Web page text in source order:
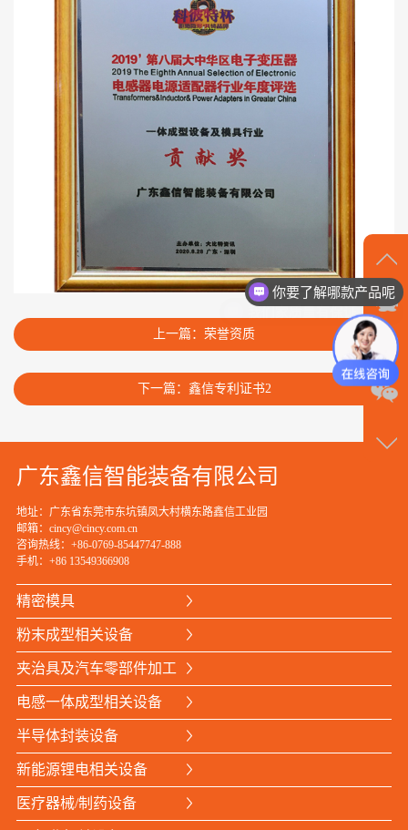
上一篇：荣誉资质
下一篇：鑫信专利证书2
广东鑫信智能装备有限公司
地址：广东省东莞市东坑镇凤大村横东路鑫信工业园
邮箱：cincy@cincy.com.cn
咨询热线：+86-0769-85447747-888
手机： +86 13549366908
精密模具
粉末成型相关设备
夹治具及汽车零部件加工
电感一体成型相关设备
半导体封装设备
新能源锂电相关设备
医疗器械/制药设备
在
线
沟
通
点
询
热
线
+86-
你要了解哪款产品呢
我们家质量有保证，服务有保障